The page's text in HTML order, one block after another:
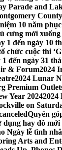
Parade and
10 năm
cưng mới xuống
1 đến ngày 10
chức cuộc thi
đến ngày 31
& Forum2024
2024 Lunar
Premium
Year 20242024
on
Quyên
dụng hay đồ
Ngày lễ tình
Arts and